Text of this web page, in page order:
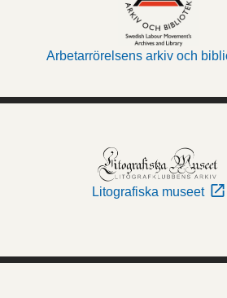
Arbetarrörelsens arkiv och
Litografiska museet